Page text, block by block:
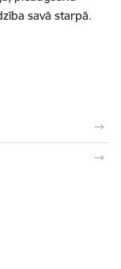
savā starpā.